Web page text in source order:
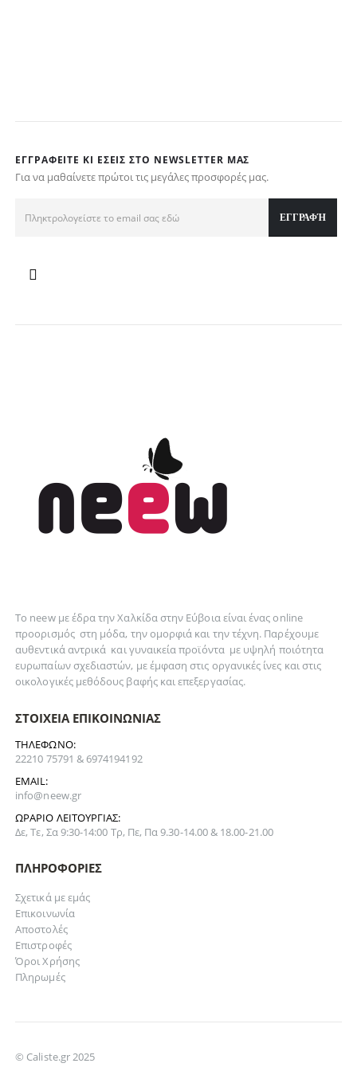
ΕΓΓΡΑΦΕΊΤΕ ΚΙ ΕΣΕΊΣ ΣΤΟ NEWSLETTER ΜΑΣ
Για να μαθαίνετε πρώτοι τις μεγάλες προσφορές μας.
Το neew με έδρα την Xαλκίδα στην Εύβοια είναι ένας online
προορισμός στη μόδα, τηνομορφιά και τηντέχνη. Παρέχουμε
αυθεντικάαντρικά καιγυναικείαπροϊόντα με υψηλή ποιότητα
ευρωπαίων σχεδιαστών, με έμφαση στις οργανικές ίνες και στις
οικολογικές μεθόδους βαφής και επεξεργασίας.
ΣΤΟΙΧΕΊΑ ΕΠΙΚΟΙΝΩΝΊΑΣ
ΤΗΛΈΦΩΝΟ:
22210 75791 & 6974194192
EMAIL:
info@neew.gr
ΩΡΆΡΙΟ ΛΕΙΤΟΥΡΓΊΑΣ:
Δε, Τε, Σα 9:30-14:00 Τρ, Πε, Πα 9.30-14.00 & 18.00-21.00
ΠΛΗΡΟΦΟΡΊΕΣ
Σχετικά με εμάς
Επικοινωνία
Αποστολές
Επιστροφές
Όροι Χρήσης
Πληρωμές
© Caliste.gr 2025